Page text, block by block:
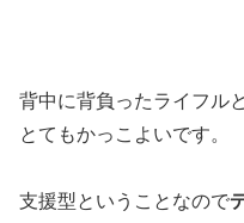
背中に背負ったライフル
とてもかっこよいです。
支援型ということなので